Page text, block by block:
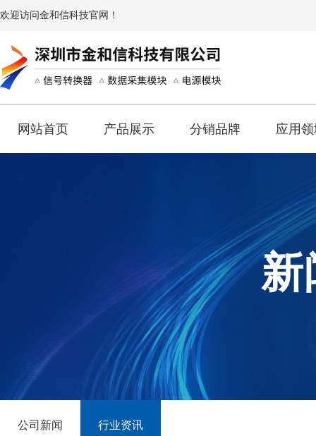
欢迎访问金和信科技官网！
网站首页 产品展示 分销品牌 应用
新
公司新闻 行业资讯